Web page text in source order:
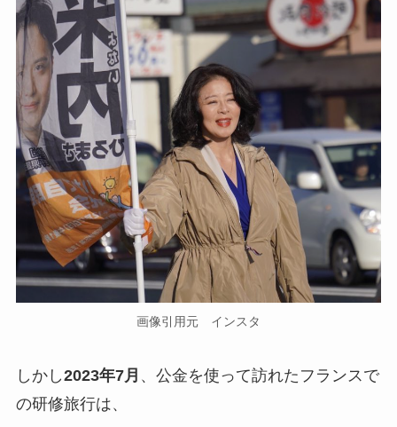
画像引用元 インスタ
しかし2023年7月 、公金を使って訪れたフランスで
の研修旅行は、